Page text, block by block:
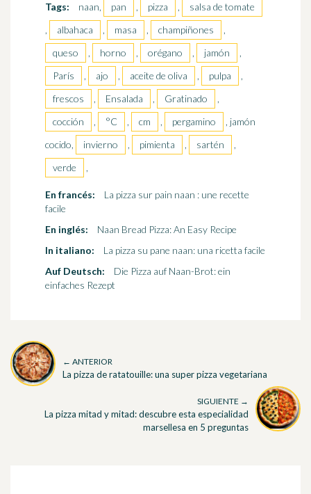
Tags:
naan, pan , pizza ,
salsa de tomate
,
albahaca , masa , champiñones
,
queso
, horno , orégano , jamón
,
París
, ajo , aceite de oliva , pulpa
,
frescos
, Ensalada , Gratinado
,
cocción
, °C , cm , pergamino
, jamón
cocido,
invierno , pimienta , sartén
,
verde
,
En francés:
La pizza sur pain naan : une recette
facile
En inglés:
Naan Bread Pizza: An Easy Recipe
In italiano:
La pizza su pane naan: una ricetta facile
Auf Deutsch:
Die Pizza auf Naan-Brot: ein
einfaches Rezept
← ANTERIOR
La pizza de ratatouille: una super pizza vegetariana
SIGUIENTE →
La pizza mitad y mitad: descubre esta especialidad
marsellesa en 5 preguntas